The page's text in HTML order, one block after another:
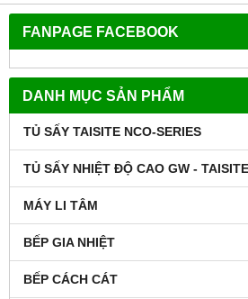
FANPAGE FACEBOOK
DANH MỤC SẢN PHẨM
TỦ SẤY TAISITE NCO-SERIES
TỦ SẤY NHIỆT ĐỘ CAO GW - TAISITE
MÁY LI TÂM
BẾP GIA NHIỆT
BẾP CÁCH CÁT